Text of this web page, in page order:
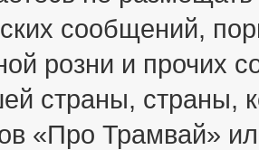
сообщений,
розни и прочих
страны, страны,
«Про Трамвай»